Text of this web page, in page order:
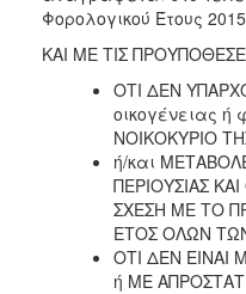
Φορολογικού Έτους
ΚΑΙ ΜΕ ΤΙΣ
ΟΤΙ ΔΕΝ
οικογένειας
ΝΟΙΚΟΚΥΡΙΟ
ή/και
ΠΕΡΙΟΥΣΙΑΣ
ΣΧΕΣΗ ΜΕ ΤΟ
ΕΤΟΣ ΟΛΩΝ
ΟΤΙ ΔΕΝ ΕΙΝΑΙ
ή ΜΕ